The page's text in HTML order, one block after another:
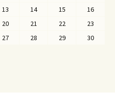
13 14 15
16
20 21 22
23
27 28 29
30